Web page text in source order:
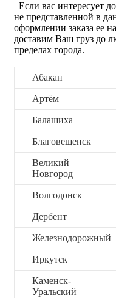
Если вас интересует
не представленной в
оформлении заказа ее
доставим Ваш груз до
пределах города.
Абакан
Артём
Балашиха
Благовещенск
Великий
Новгород
Волгодонск
Дербент
Железнодорожный
Иркутск
Каменск-
Уральский